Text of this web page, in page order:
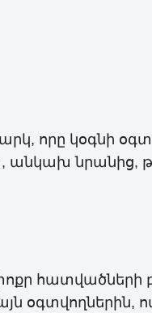
որը կօգնի
անկախ նրանից,
հատվածների
օգտվողներին,